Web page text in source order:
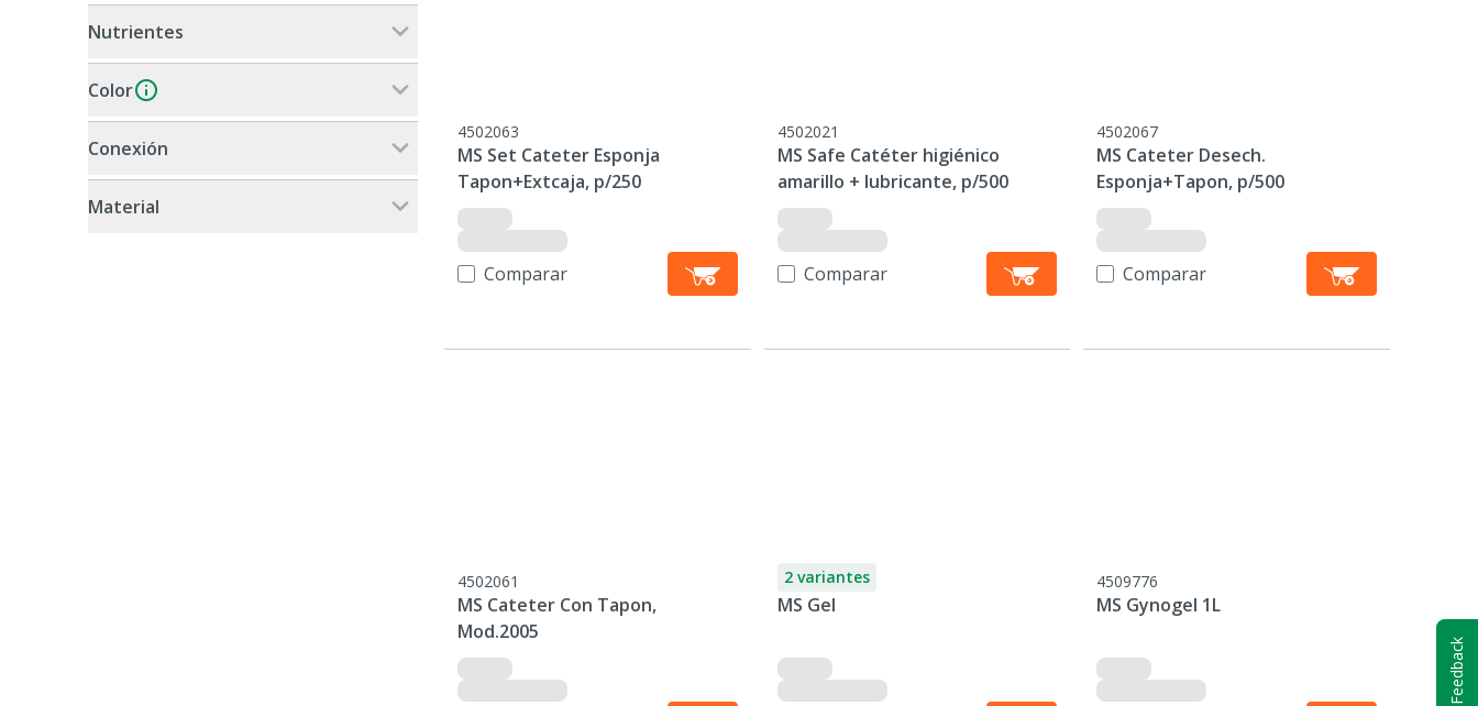
Nutrientes
Color
Conexión
Material
4502063
MS Set Cateter Esponja
Tapon+Extcaja, p/250
Comparar
4502021
MS Safe Catéter higiénico
amarillo + lubricante, p/500
Comparar
4502067
MS Cateter Desech.
Esponja+Tapon, p/500
Comparar
4502061
MS Cateter Con Tapon,
Mod.2005
2 variantes
MS Gel
4509776
MS Gynogel 1L
Feedback